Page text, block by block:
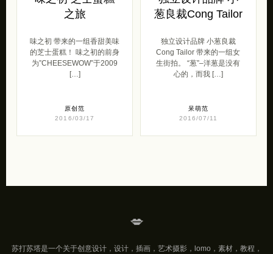
之旅
味之初 带来的一组香甜美味
的芝士蛋糕！ 味之初的前身
为”CHEESEWOW”于2009
[…]
原创范
2016/03/17
葱良裁Cong Tailor
独立设计品牌 小葱良裁
Cong Tailor 带来的一组女
生街拍。 “葱”–洋葱是没有
心的，而我 […]
呆萌范
2016/07/11
💋
苏打苏塔是一个关于创意设计，设计，插画，艺术摄影，lomo，素材，教程，